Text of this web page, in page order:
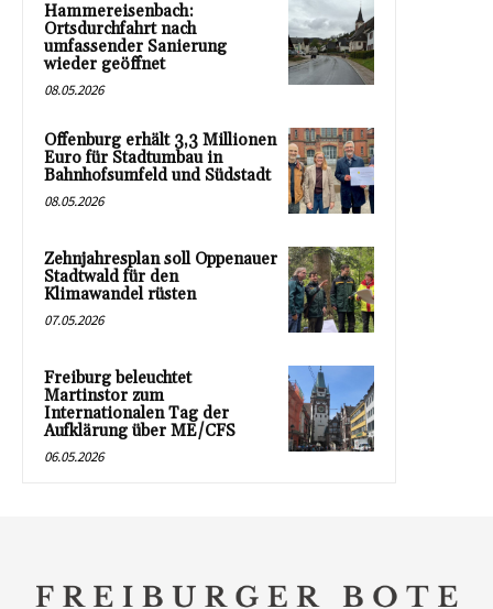
Hammereisenbach:
Ortsdurchfahrt nach
umfassender Sanierung
wieder geöffnet
08.05.2026
Offenburg erhält 3,3 Millionen
Euro für Stadtumbau in
Bahnhofsumfeld und Südstadt
08.05.2026
Zehnjahresplan soll Oppenauer
Stadtwald für den
Klimawandel rüsten
07.05.2026
Freiburg beleuchtet
Martinstor zum
Internationalen Tag der
Aufklärung über ME/CFS
06.05.2026